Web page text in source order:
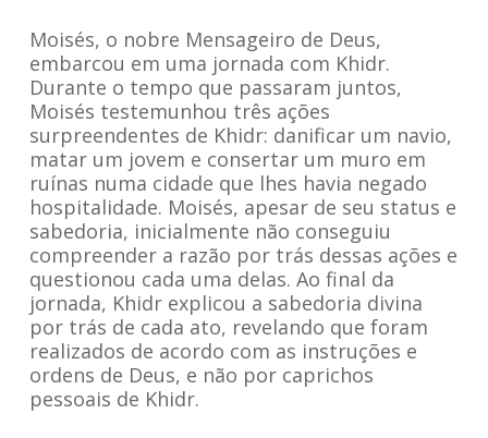
Moisés, o nobre Mensageiro de Deus,
embarcou em uma jornada com Khidr.
Durante o tempo que passaram juntos,
Moisés testemunhou três ações
surpreendentes de Khidr: danificar um navio,
matar um jovem e consertar um muro em
ruínas numa cidade que lhes havia negado
hospitalidade. Moisés, apesar de seu status e
sabedoria, inicialmente não conseguiu
compreender a razão por trás dessas ações e
questionou cada uma delas. Ao final da
jornada, Khidr explicou a sabedoria divina
por trás de cada ato, revelando que foram
realizados de acordo com as instruções e
ordens de Deus, e não por caprichos
pessoais de Khidr.